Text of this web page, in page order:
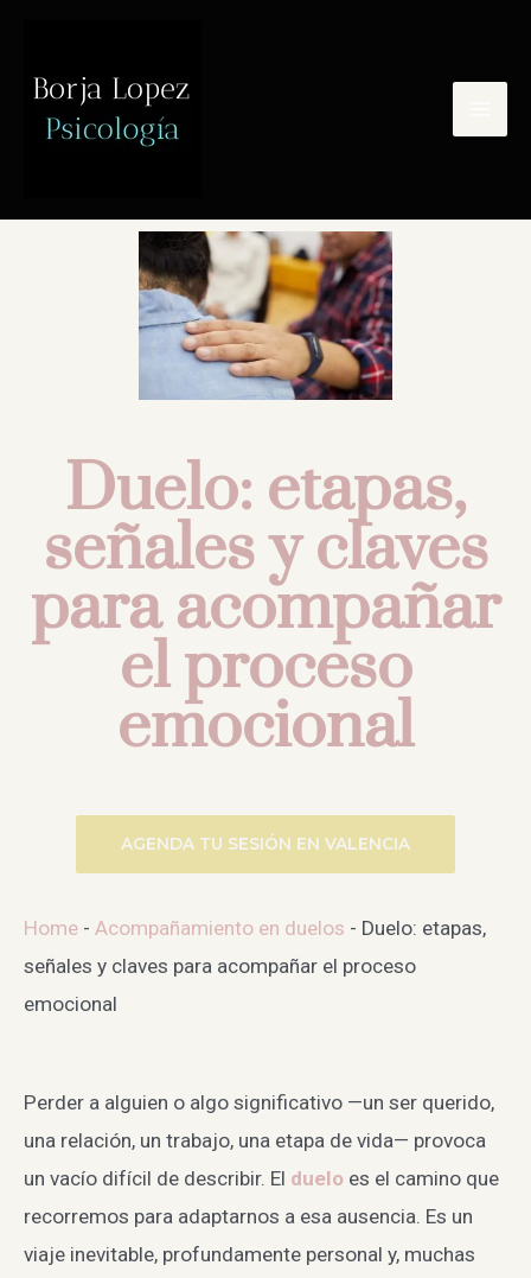
Duelo: etapas,
señales y claves
para acompañar
el proceso
emocional
AGENDA TU SESIÓN EN VALENCIA
Home - Acompañamiento en duelos - Duelo: etapas,
señales y claves para acompañar el proceso
emocional
Perder a alguien o algo significativo —un ser querido,
una relación, un trabajo, una etapa de vida— provoca
un vacío difícil de describir. El duelo es el camino que
recorremos para adaptarnos a esa ausencia. Es un
viaje inevitable, profundamente personal y, muchas